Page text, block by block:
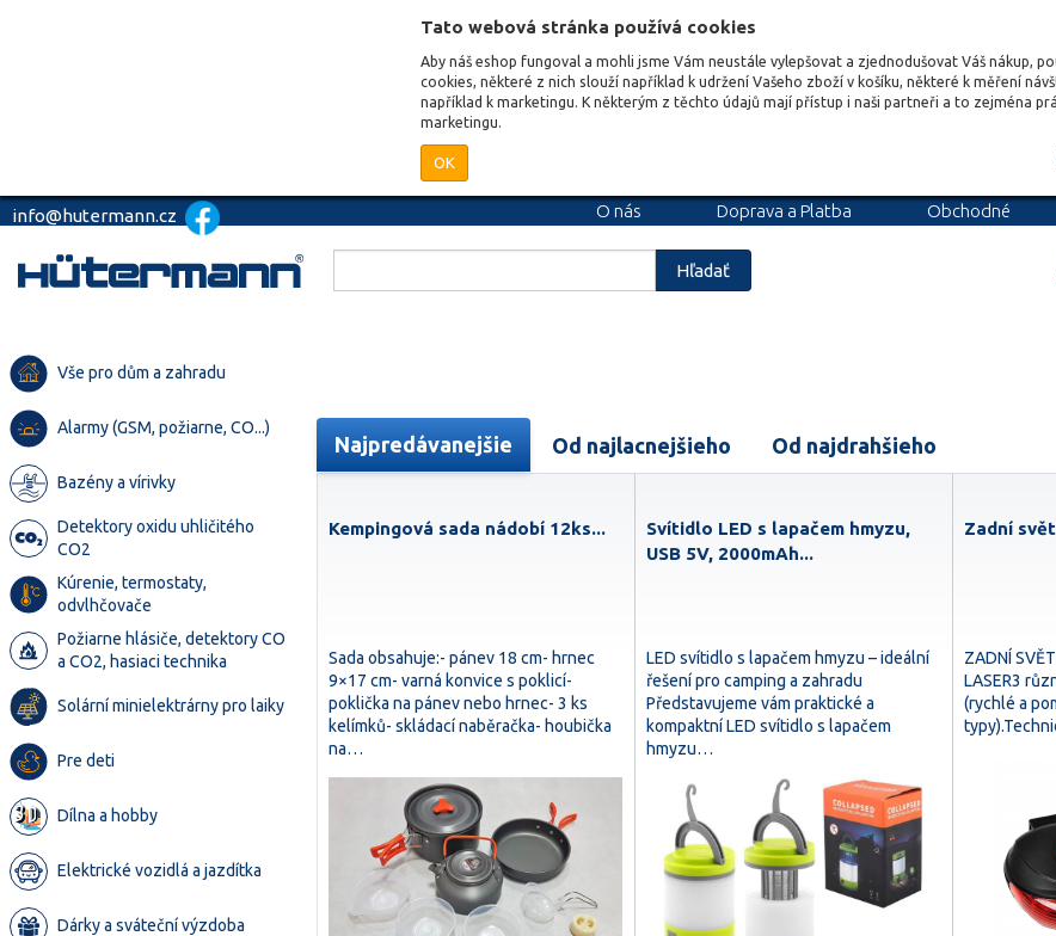
Tato webová stránka používá cookies
Aby náš eshop fungoval a mohli jsme Vám neustále vylepšovat a zjednodušovat Váš nákup,
cookies, některé z nich slouží například k udržení Vašeho zboží v košíku, některé k měření
například k marketingu. K některým z těchto údajů mají přístup i naši partneři a to zejména
marketingu.
OK
info@hutermann.cz O nás Doprava a Platba
Obchodné
Hľadať
Vše pro dům a zahradu
Alarmy (GSM, požiarne, CO...)
Bazény a vírivky
Detektory oxidu uhličitého
CO2
Kúrenie, termostaty,
odvlhčovače
Požiarne hlásiče, detektory CO
a CO2, hasiaci technika
Solární minielektrárny pro laiky
Pre deti
Dílna a hobby
Elektrické vozidlá a jazdítka
Dárky a sváteční výzdoba
Najpredávanejšie Od najlacnejšieho Od najdrahšieho
Kempingová sada nádobí 12ks...
Sada obsahuje:- pánev 18 cm- hrnec
9×17 cm- varná konvice s poklicí-
poklička na pánev nebo hrnec- 3 ks
kelímků- skládací naběračka- houbička
na…
Svítidlo LED s lapačem hmyzu,
USB 5V, 2000mAh...
LED svítidlo s lapačem hmyzu – ideální
řešení pro camping a zahradu
Představujeme vám praktické a
kompaktní LED svítidlo s lapačem
hmyzu…
Zadní
ZADNÍ
LASER3
(rychlé a